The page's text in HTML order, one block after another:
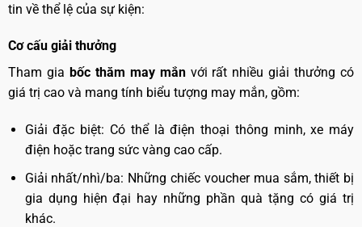
tin về thể lệ của sự kiện:
Cơ cấu giải thưởng
Tham gia bốc thăm may mắn với rất nhiều giải thưởng có
giá trị cao và mang tính biểu tượng may mắn, gồm:
Giải đặc biệt: Có thể là điện thoại thông minh, xe máy
điện hoặc trang sức vàng cao cấp.
Giải nhất/nhì/ba: Những chiếc voucher mua sắm, thiết bị
gia dụng hiện đại hay những phần quà tặng có giá trị
khác.